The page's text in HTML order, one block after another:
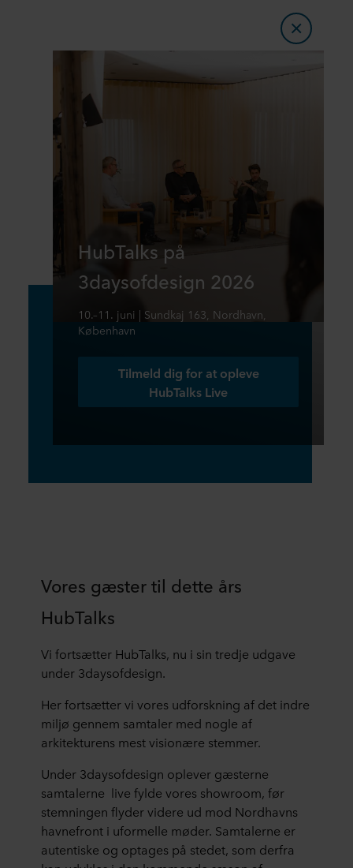
HubTalks på
3daysofdesign 2026
10.–11. juni | Sundkaj 163, Nordhavn,
København
Tilmeld dig for at opleve
HubTalks Live
Vores gæster til dette års
HubTalks
Vi fortsætter HubTalks, nu i sin tredje udgave
under 3daysofdesign.
Her fortsætter vi vores udforskning af det indre
miljø gennem samtaler med nogle af
arkitekturens mest visionære stemmer.
Under 3daysofdesign oplever gæsterne
samtalerne live fylde vores showroom, før
stemningen flyder videre ud mod Nordhavns
havnefront i uformelle møder. Samtalerne er
autentiske og optages på stedet, som derfra